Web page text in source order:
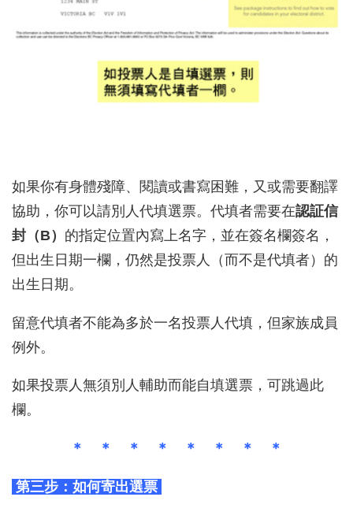
如果你有身體殘障、閱讀或書寫困難，又或需要翻譯
協助，你可以請別人代填選票。代填者需要在認証信
封（B） 的指定位置內寫上名字，並在簽名欄簽名，
但出生日期一欄，仍然是投票人（而不是代填者）的
出生日期。
留意代填者不能為多於一名投票人代填，但家族成員
例外。
如果投票人無須別人輔助而能自填選票，可跳過此
欄。
＊ ＊ ＊ ＊ ＊ ＊ ＊ ＊
第三步：如何寄出選票